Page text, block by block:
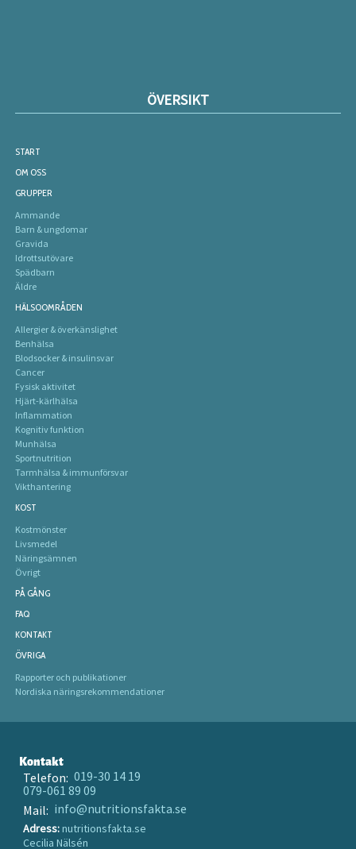
ÖVERSIKT
START
OM OSS
GRUPPER
Ammande
Barn & ungdomar
Gravida
Idrottsutövare
Spädbarn
Äldre
HÄLSOOMRÅDEN
Allergier & överkänslighet
Benhälsa
Blodsocker & insulinsvar
Cancer
Fysisk aktivitet
Hjärt-kärlhälsa
Inflammation
Kognitiv funktion
Munhälsa
Sportnutrition
Tarmhälsa & immunförsvar
Vikthantering
KOST
Kostmönster
Livsmedel
Näringsämnen
Övrigt
PÅ GÅNG
FAQ
KONTAKT
ÖVRIGA
Rapporter och publikationer
Nordiska näringsrekommendationer
Kontakt
Telefon: 019-30 14 19
079-061 89 09
Mail: info@nutritionsfakta.se
Adress:nutritionsfakta.se
Cecilia Nälsén